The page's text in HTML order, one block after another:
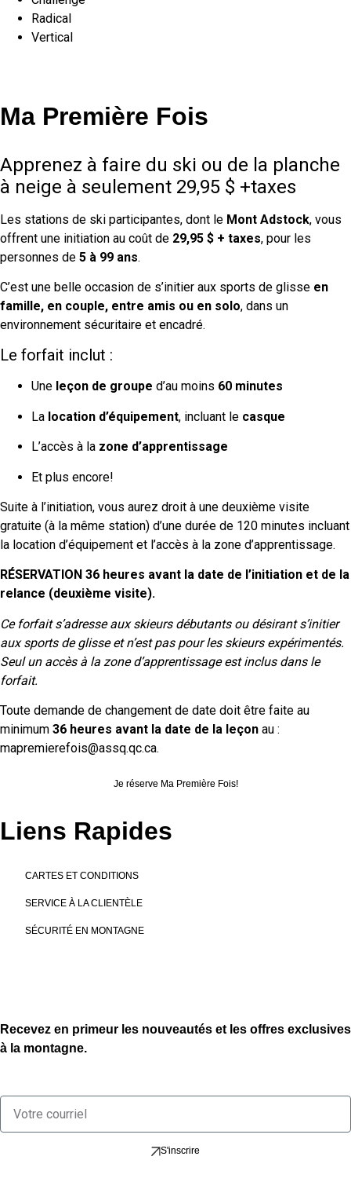
Radical
Vertical
Ma Première Fois
Apprenez à faire du ski ou de la planche
à neige à seulement 29,95 $ +taxes
Les stations de ski participantes, dont le Mont Adstock, vous
offrent une initiation au coût de 29,95 $ + taxes, pour les
personnes de 5 à 99 ans.
C’est une belle occasion de s’initier aux sports de glisse en
famille, en couple, entre amis ou en solo, dans un
environnement sécuritaire et encadré.
Le forfait inclut :
Une leçon de groupe d’au moins 60 minutes
La location d’équipement, incluant le casque
L’accès à la zone d’apprentissage
Et plus encore!
Suite à l’initiation, vous aurez droit à une deuxième visite
gratuite (à la même station) d’une durée de 120 minutes incluant
la location d’équipement et l’accès à la zone d’apprentissage.
RÉSERVATION 36 heures avant la date de l’initiation et de la
relance (deuxième visite).
Ce forfait s’adresse aux skieurs débutants ou désirant s’initier
aux sports de glisse et n’est pas pour les skieurs expérimentés.
Seul un accès à la zone d’apprentissage est inclus dans le
forfait.
Toute demande de changement de date doit être faite au
minimum 36 heures avant la date de la leçon au :
mapremierefois@assq.qc.ca.
Je réserve Ma Première Fois!
Liens Rapides
CARTES ET CONDITIONS
SERVICE À LA CLIENTÈLE
SÉCURITÉ EN MONTAGNE
Recevez en primeur les nouveautés et les offres exclusives
à la montagne.
S'inscrire